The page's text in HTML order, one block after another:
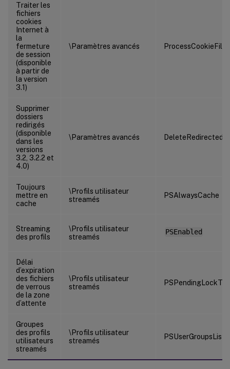
Traiter les
fichiers
cookies
Internet à
la
fermeture
de session
(disponible
à partir de
la version
3.1)
\Paramètres avancés ProcessCookieFiles
Supprimer
dossiers
redirigés
(disponible
dans les
versions
3.2, 3.2.2 et
4.0)
\Paramètres avancés
Toujours
mettre en
cache
\Profils utilisateur
streamés
PSAlwaysCache
Streaming
des profils
\Profils utilisateur
streamés
PSEnabled
Délai
d’expiration
des fichiers
de verrous
de la zone
d’attente
\Profils utilisateur
streamés
Groupes
des profils
utilisateurs
streamés
\Profils utilisateur
streamés
PSUserGroupsList